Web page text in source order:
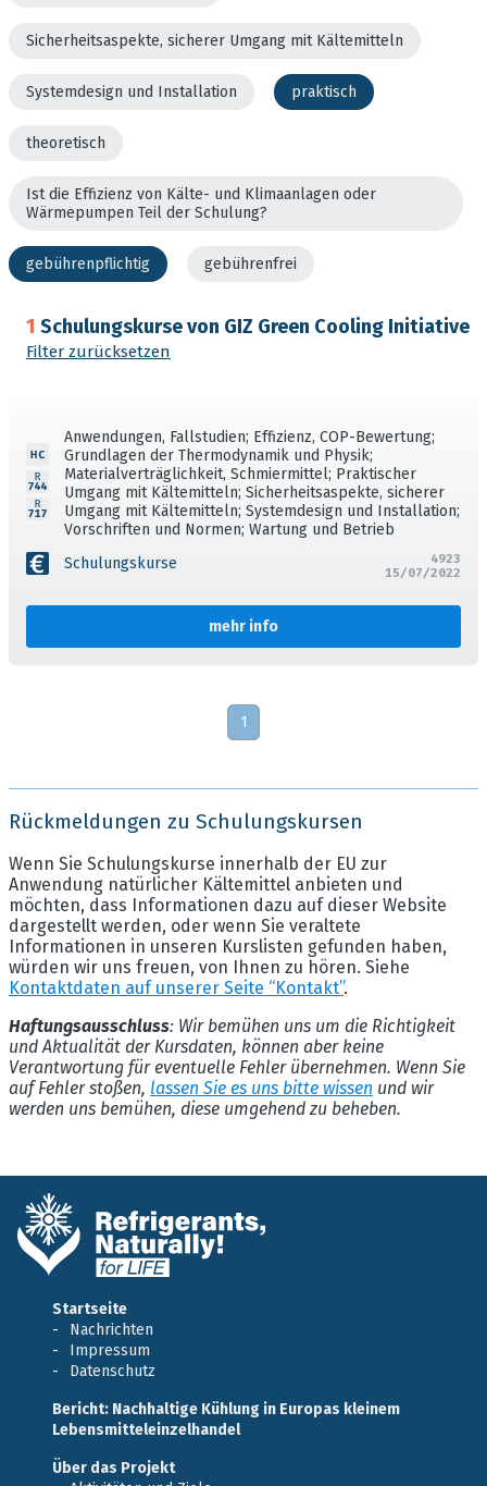
Sicherheitsaspekte, sicherer Umgang mit Kältemitteln
Systemdesign und Installation praktisch
theoretisch
Ist die Effizienz von Kälte- und Klimaanlagen oder
Wärmepumpen Teil der Schulung?
gebührenpflichtig gebührenfrei
1 Schulungskurse von GIZ Green Cooling Initiative
Filter zurücksetzen
Anwendungen, Fallstudien; Effizienz, COP-Bewertung;
Grundlagen der Thermodynamik und Physik;
Materialverträglichkeit, Schmiermittel; Praktischer
Umgang mit Kältemitteln; Sicherheitsaspekte, sicherer
Umgang mit Kältemitteln; Systemdesign und Installation;
Vorschriften und Normen; Wartung und Betrieb
Schulungskurse
mehr info
4923
15/07/2022
1
Rückmeldungen zu Schulungskursen
Wenn Sie Schulungskurse innerhalb der EU zur
Anwendung natürlicher Kältemittel anbieten und
möchten, dass Informationen dazu auf dieser Website
dargestellt werden, oder wenn Sie veraltete
Informationen in unseren Kurslisten gefunden haben,
würden wir uns freuen, von Ihnen zu hören. Siehe
Kontaktdaten auf unserer Seite “Kontakt”.
Haftungsausschluss: Wir bemühen uns um die Richtigkeit
und Aktualität der Kursdaten, können aber keine
Verantwortung für eventuelle Fehler übernehmen. Wenn Sie
auf Fehler stoßen, lassen Sie es uns bitte wissen und wir
werden uns bemühen, diese umgehend zu beheben.
Startseite
Nachrichten
Impressum
Datenschutz
Bericht: Nachhaltige Kühlung in Europas kleinem
Lebensmitteleinzelhandel
Über das Projekt